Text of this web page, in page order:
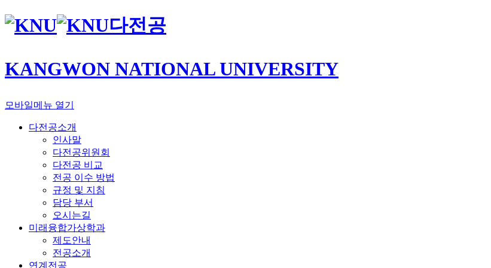
다전공
KANGWON NATIONAL UNIVERSITY
모바일메뉴 열기
다전공소개
인사말
다전공위원회
다전공 비교
전공 이수 방법
규정 및 지침
담당 부서
오시는길
미래융합가상학과
제도안내
전공소개
연계전공